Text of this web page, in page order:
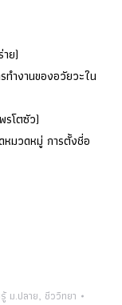
ย)
ำงานของอวัยวะใน
รโตซัว)
หมวดหมู่ การตั้งชี่อ
ม.ปลาย, ชีววิทยา